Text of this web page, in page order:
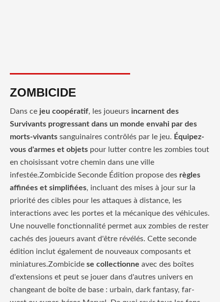
ZOMBICIDE
Dans ce jeu coopératif, les joueurs incarnent des
Survivants progressant dans un monde envahi par des
morts-vivants sanguinaires contrôlés par le jeu. Équipez-
vous d'armes et objets pour lutter contre les zombies tout
en choisissant votre chemin dans une ville
infestée.Zombicide Seconde Édition propose des règles
affinées et simplifiées, incluant des mises à jour sur la
priorité des cibles pour les attaques à distance, les
interactions avec les portes et la mécanique des véhicules.
Une nouvelle fonctionnalité permet aux zombies de rester
cachés des joueurs avant d'être révélés. Cette seconde
édition inclut également de nouveaux composants et
miniatures.Zombicide se collectionne avec des boîtes
d'extensions et peut se jouer dans d'autres univers en
changeant de boîte de base : urbain, dark fantasy, far-